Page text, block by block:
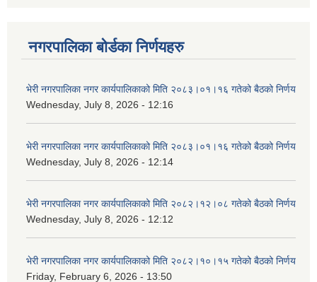
नगरपालिका बोर्डका निर्णयहरु
भेरी नगरपालिका नगर कार्यपालिकाको मिति २०८३।०१।१६ गतेको बैठको निर्णय
Wednesday, July 8, 2026 - 12:16
भेरी नगरपालिका नगर कार्यपालिकाको मिति २०८३।०१।१६ गतेको बैठको निर्णय
Wednesday, July 8, 2026 - 12:14
भेरी नगरपालिका नगर कार्यपालिकाको मिति २०८२।१२।०८ गतेको बैठको निर्णय
Wednesday, July 8, 2026 - 12:12
भेरी नगरपालिका नगर कार्यपालिकाको मिति २०८२।१०।१५ गतेको बैठको निर्णय
Friday, February 6, 2026 - 13:50